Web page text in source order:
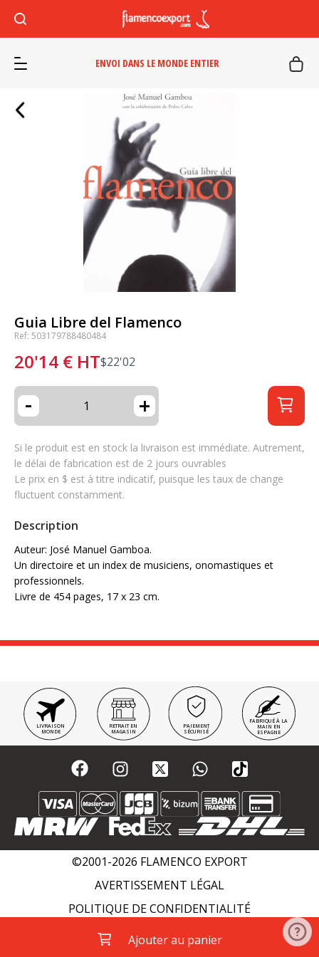
ENVOI DANS LE MONDE ENTIER
Guia Libre del Flamenco
Ref: 503179788480484
20'14 € HT$22'02
- +
Si le produit est en stock la livraison est immédiate. Autrement,
le délai de fabrication est de 2 jours ouvrables
Le prix en $ est à titre indicatif, puisque les taux de change
fluctuent constamment.
Description
Auteur: José Manuel Gamboa.
Un directoire et un index de musiciens, onomastiques et
professionnels.
Livre de 454 pages, 17 x 23 cm.
Ajouter au panier
LIVRAISON
MONDE
RETRAIT EN
MAGASIN
PAIEMENT
SÉCURISÉ
FABRIQUÉ À LA
MAIN EN
ESPAGNE
©2001-2026 FLAMENCO EXPORT
AVERTISSEMENT LÉGAL
POLITIQUE DE CONFIDENTIALITÉ
POLITIQUE DE COOKIES
WIKI FLAMENCO